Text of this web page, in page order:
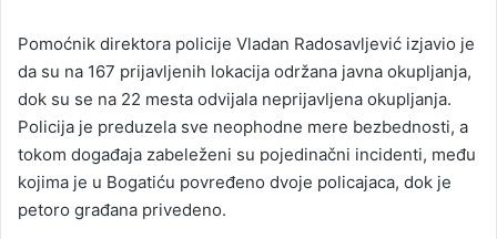
Pomoćnik direktora policije Vladan Radosavljević izjavio je
da su na 167 prijavljenih lokacija održana javna okupljanja,
dok su se na 22 mesta odvijala neprijavljena okupljanja.
Policija je preduzela sve neophodne mere bezbednosti, a
tokom događaja zabeleženi su pojedinačni incidenti, među
kojima je u Bogatiću povređeno dvoje policajaca, dok je
petoro građana privedeno.